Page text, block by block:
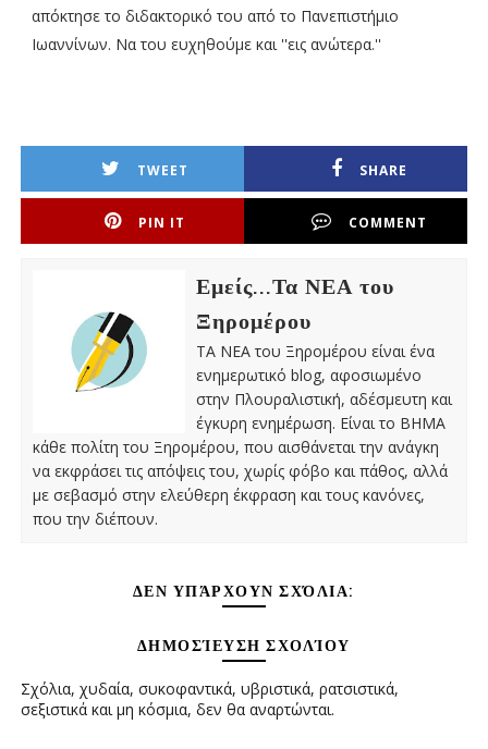
απόκτησε το διδακτορικό του από το Πανεπιστήμιο
Ιωαννίνων. Να του ευχηθούμε και ''εις ανώτερα.''
TWEET SHARE
PIN IT COMMENT
Εμείς...Τα ΝΕΑ του
Ξηρομέρου
ΤΑ ΝΕΑ του Ξηρομέρου είναι ένα
ενημερωτικό blog, αφοσιωμένο
στην Πλουραλιστική, αδέσμευτη και
έγκυρη ενημέρωση. Είναι το ΒΗΜΑ
κάθε πολίτη του Ξηρομέρου, που αισθάνεται την ανάγκη
να εκφράσει τις απόψεις του, χωρίς φόβο και πάθος, αλλά
με σεβασμό στην ελεύθερη έκφραση και τους κανόνες,
που την διέπουν.
ΔΕΝ ΥΠΆΡΧΟΥΝ ΣΧΌΛΙΑ:
ΔΗΜΟΣΊΕΥΣΗ ΣΧΟΛΊΟΥ
Σχόλια, χυδαία, συκοφαντικά, υβριστικά, ρατσιστικά,
σεξιστικά και μη κόσμια, δεν θα αναρτώνται.